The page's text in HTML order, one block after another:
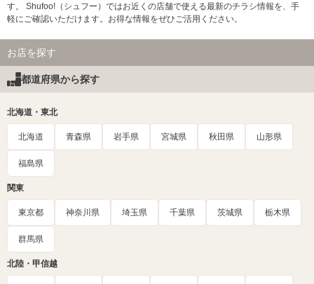
す。 Shufoo!（シュフー）ではお近くの店舗で使える最新のチラシ情報を、手
軽にご確認いただけます。お得な情報をぜひご活用ください。
お店を探す
都道府県から探す
北海道・東北
北海道 青森県 岩手県 宮城県 秋田県 山形県
福島県
関東
東京都 神奈川県 埼玉県 千葉県 茨城県 栃木県
群馬県
北陸・甲信越